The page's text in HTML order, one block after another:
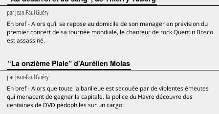
parJean-Paul Guéry
En bref - Alors qu’il se repose au domicile de son manager en prévision du
premier concert de sa tournée mondiale, le chanteur de rock Quentin Bosco
est assassiné.
“La onzième Plaie” d’Aurélien Molas
parJean-Paul Guéry
En bref - Alors que toute la banlieue est secouée par de violentes émeutes
qui menacent de gagner la capitale, la police du Havre découvre des
centaines de DVD pédophiles sur un cargo.